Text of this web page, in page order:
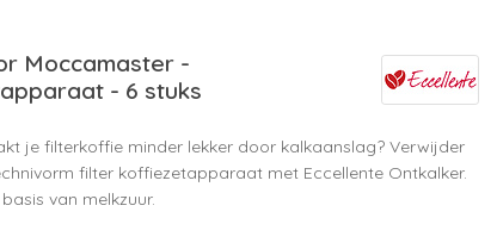
Moccamaster -
- 6 stuks
je filterkoffie minder lekker door kalkaanslag? Verwijder
filter koffiezetapparaat met Eccellente Ontkalker.
van melkzuur.